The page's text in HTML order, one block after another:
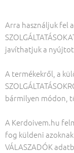
Arra használjuk fel
javíthatjuk a nyújtott
A termékekről, a
bármilyen módon,
A Kerdoivem.hu
fog küldeni
VÁLASZADÓK